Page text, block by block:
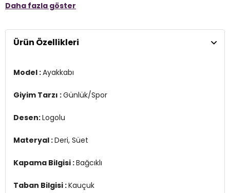
Taban Bilgisi :
Daha fazla göster
Ürün Özellikleri
Model :Ayakkabı
Giyim Tarzı :Günlük/Spor
Desen:Logolu
Materyal :Deri, Süet
Kapama Bilgisi :Bağcıklı
Taban Bilgisi :Kauçuk